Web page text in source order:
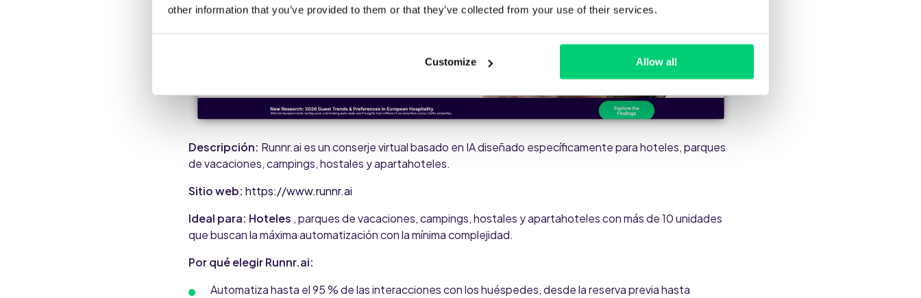
other information that you’ve provided to them or that they’ve collected from your use of their services.
Customize Allow all
Descripción: Runnr.ai es un conserje virtual basado en IA diseñado específicamente para hoteles, parques
de vacaciones, campings, hostales y apartahoteles.
Sitio web: https://www.runnr.ai
Ideal para: Hoteles , parques de vacaciones, campings, hostales y apartahoteles con más de 10 unidades
que buscan la máxima automatización con la mínima complejidad.
Por qué elegir Runnr.ai:
Automatiza hasta el 95 % de las interacciones con los huéspedes, desde la reserva previa hasta